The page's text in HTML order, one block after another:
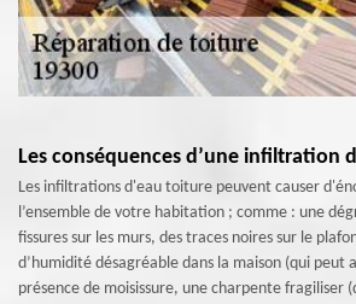
Les conséquences d’une infiltration
Les infiltrations d'eau toiture peuvent causer
l’ensemble de votre habitation ; comme : une
fissures sur les murs, des traces noires sur le
d’humidité désagréable dans la maison (qui peut
présence de moisissure, une charpente fragiliser